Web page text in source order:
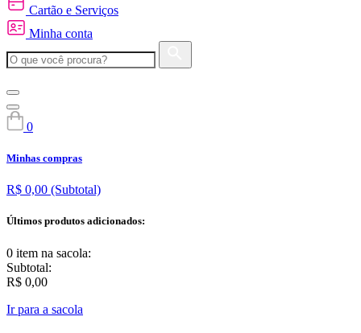
Cartão e Serviços
Minha conta
0
Minhas compras
R$ 0,00 (Subtotal)
Últimos produtos adicionados:
0 item na sacola:
Subtotal:
R$ 0,00
Ir para a sacola